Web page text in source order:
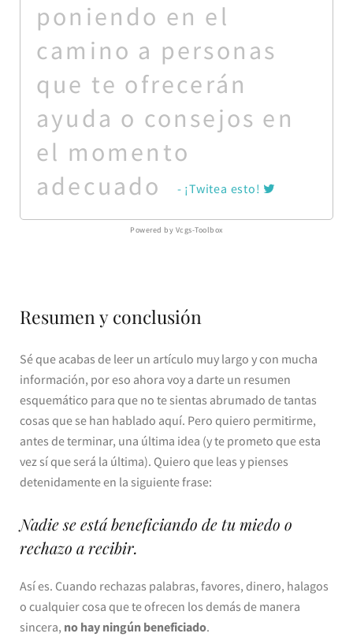
poniendo en el
camino a personas
que te ofrecerán
ayuda o consejos en
el momento
adecuado
- ¡Twitea esto!
Powered by Vcgs-Toolbox
Resumen y conclusión
Sé que acabas de leer un artículo muy largo y con mucha
información, por eso ahora voy a darte un resumen
esquemático para que no te sientas abrumado de tantas
cosas que se han hablado aquí. Pero quiero permitirme,
antes de terminar, una última idea (y te prometo que esta
vez sí que será la última). Quiero que leas y pienses
detenidamente en la siguiente frase:
Nadie se está beneficiando de tu miedo o
rechazo a recibir.
Así es. Cuando rechazas palabras, favores, dinero, halagos
o cualquier cosa que te ofrecen los demás de manera
sincera, no hay ningún beneficiado.